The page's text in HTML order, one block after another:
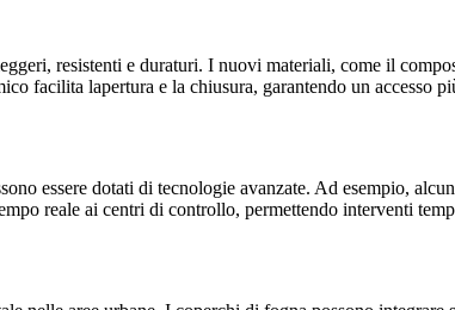
resistenti e duraturi. I nuovi materiali, come il
facilita lapertura e la chiusura, garantendo un accesso
essere dotati di tecnologie avanzate. Ad esempio,
reale ai centri di controllo, permettendo interventi